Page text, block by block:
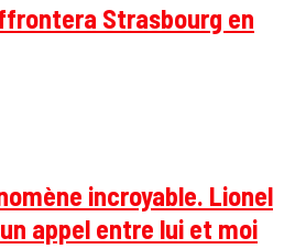
Strasbourg en
incroyable. Lionel
appel entre lui et moi